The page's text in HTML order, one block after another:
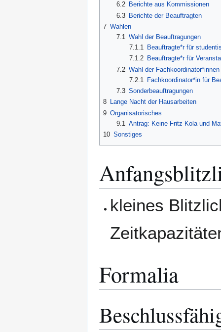
6.2
Berichte aus Kommissionen
6.3 Berichte der Beauftragten
7 Wahlen
7.1 Wahl der Beauftragungen
7.1.1 Beauftragte*r für
7.1.2 Beauftragte*r für
7.2 Wahl der Fachkoordinator*innen
7.2.1
Fachkoordinator*in für
7.3 Sonderbeauftragungen
8 Lange Nacht der Hausarbeiten
9 Organisatorisches
9.1 Antrag: Keine Fritz Kola und
10 Sonstiges
kleines
Formalia